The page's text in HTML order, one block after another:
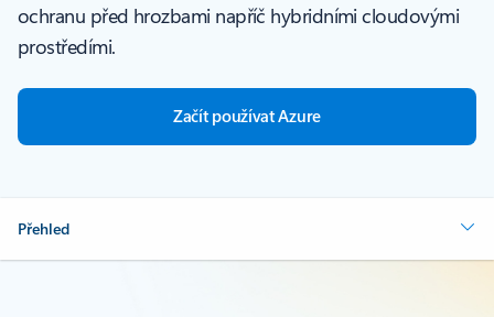
ochranu před hrozbami napříč hybridními cloudovými
prostředími.
Začít používat Azure
Přehled